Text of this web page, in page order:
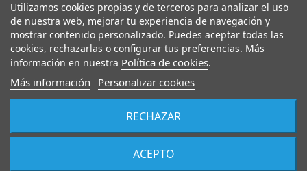
Utilizamos cookies propias y de terceros para analizar el uso
de nuestra web, mejorar tu experiencia de navegación y
mostrar contenido personalizado. Puedes aceptar todas las
cookies, rechazarlas o configurar tus preferencias. Más
información en nuestra Política de cookies.
Más información Personalizar cookies
RECHAZAR
ACEPTO